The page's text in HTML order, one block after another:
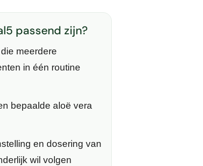
passend zijn?
meerdere
in één routine
bepaalde aloë vera
en dosering van
wil volgen